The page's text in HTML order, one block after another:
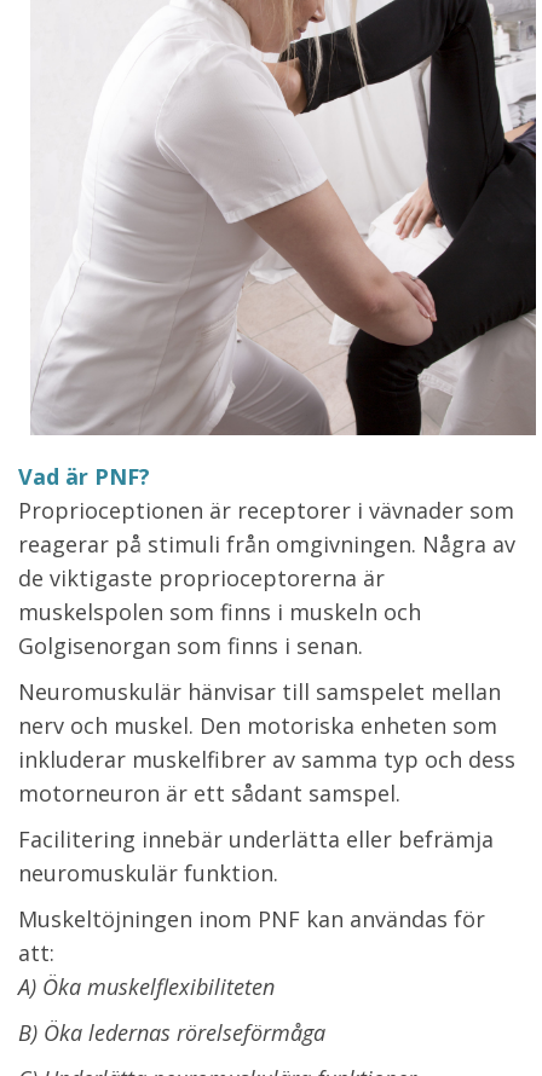
Vad är PNF?
Proprioceptionen är receptorer i vävnader som
reagerar på stimuli från omgivningen. Några av
de viktigaste proprioceptorerna är
muskelspolen som finns i muskeln och
Golgisenorgan som finns i senan.
Neuromuskulär hänvisar till samspelet mellan
nerv och muskel. Den motoriska enheten som
inkluderar muskelfibrer av samma typ och dess
motorneuron är ett sådant samspel.
Facilitering innebär underlätta eller befrämja
neuromuskulär funktion.
Muskeltöjningen inom PNF kan användas för
att:
A) Öka muskelflexibiliteten
B) Öka ledernas rörelseförmåga